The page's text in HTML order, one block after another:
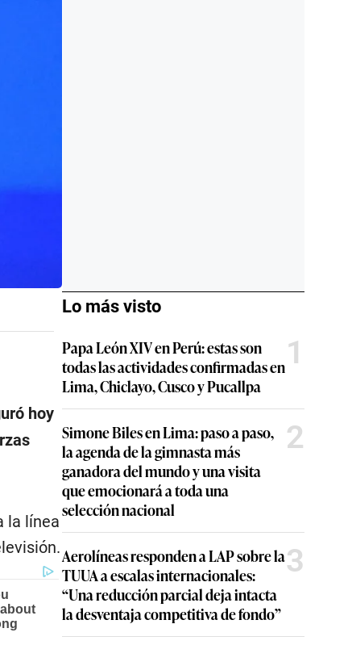
hoy
la línea
Lo más visto
Papa León XIV en Perú: estas son
todas las actividades confirmadas en
Lima, Chiclayo, Cusco y Pucallpa
1
Simone Biles en Lima: paso a paso,
la agenda de la gimnasta más
ganadora del mundo y una visita
que emocionará a toda una
selección nacional
2
Aerolíneas responden a LAP sobre la
TUUA a escalas internacionales:
“Una reducción parcial deja intacta
la desventaja competitiva de fondo”
3